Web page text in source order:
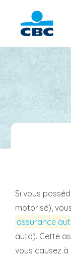
Si vous
motorisé),
assurance
auto). Cette
vous causez